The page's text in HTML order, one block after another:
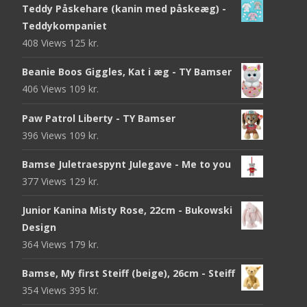
Teddy Påskehare (kanin med påskeæg) -
Teddykompaniet
408 Views 125 kr.
Beanie Boos Giggles, Kat i æg - TY Bamser
406 Views 109 kr.
Paw Patrol Liberty - TY Bamser
396 Views 109 kr.
Bamse Juletraespynt Julegave - Me to you
377 Views 129 kr.
Junior Kanina Misty Rose, 22cm - Bukowski
Design
364 Views 179 kr.
Bamse, My first Steiff (beige), 26cm - Steiff
354 Views 395 kr.